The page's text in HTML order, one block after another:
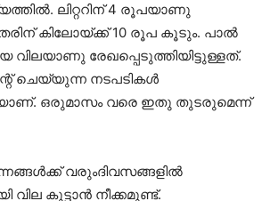
ലിറ്ററിന് 4 രൂപയാണു
കിലോയ്ക്ക് 10 രൂപ കൂടും. പാല്‍
വിലയാണു രേഖപ്പെടുത്തിയിട്ടുള്ളത്.
ചെയ്യുന്ന നടപടികള്‍
ഒരുമാസം വരെ ഇതു തുടരുമെന്ന്
വരുംദിവസങ്ങളില്‍
വില കൂട്ടാന്‍ നീക്കമുണ്ട്.